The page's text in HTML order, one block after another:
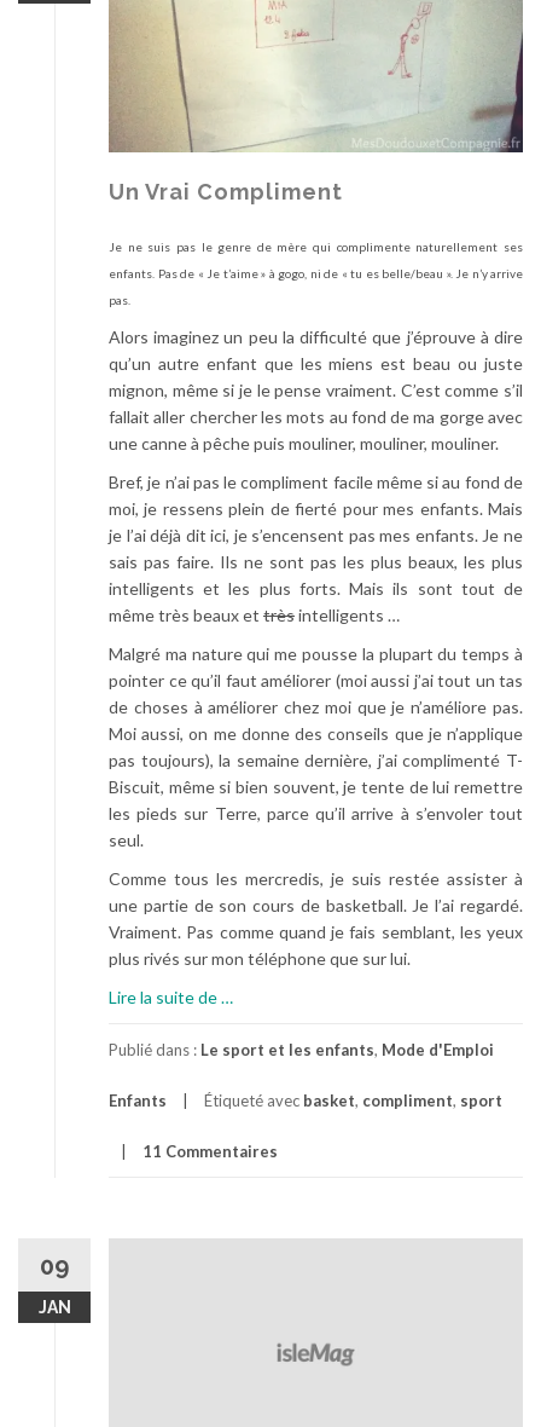
-
s
n
T
i
c
k
!
*
Un Vrai Compliment
Je ne suis pas le genre de mère qui complimente naturellement ses
enfants. Pas de « Je t’aime » à gogo, ni de « tu es belle/beau ». Je n’y arrive
pas.
Alors imaginez un peu la difficulté que j’éprouve à dire
qu’un autre enfant que les miens est beau ou juste
mignon, même si je le pense vraiment. C’est comme s’il
fallait aller chercher les mots au fond de ma gorge avec
une canne à pêche puis mouliner, mouliner, mouliner.
Bref, je n’ai pas le compliment facile même si au fond de
moi, je ressens plein de fierté pour mes enfants. Mais
je l’ai déjà dit ici, je s’encensent pas mes enfants. Je ne
sais pas faire. Ils ne sont pas les plus beaux, les plus
intelligents et les plus forts. Mais ils sont tout de
même très beaux et trèsintelligents …
Malgré ma nature qui me pousse la plupart du temps à
pointer ce qu’il faut améliorer (moi aussi j’ai tout un tas
de choses à améliorer chez moi que je n’améliore pas.
Moi aussi, on me donne des conseils que je n’applique
pas toujours), la semaine dernière, j’ai complimenté T-
Biscuit, même si bien souvent, je tente de lui remettre
les pieds sur Terre, parce qu’il arrive à s’envoler tout
seul.
Comme tous les mercredis, je suis restée assister à
une partie de son cours de basketball. Je l’ai regardé.
Vraiment. Pas comme quand je fais semblant, les yeux
plus rivés sur mon téléphone que sur lui.
Lire la suite de
r
p
s
V
…
Publié dans : Le sport et les enfants, Mode d'Emploi
Enfants Étiqueté avec basket, compliment, sport
11 Commentaires
09
JAN